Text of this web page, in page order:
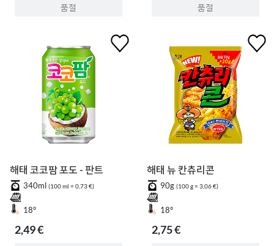
품절 품절
해태 코코팜 포도 - 판트
340ml (100 ml = 0,73 €)
18°
2,49 €
해태 뉴 칸츄리콘
90g (100 g = 3,06 €)
18°
2,75 €